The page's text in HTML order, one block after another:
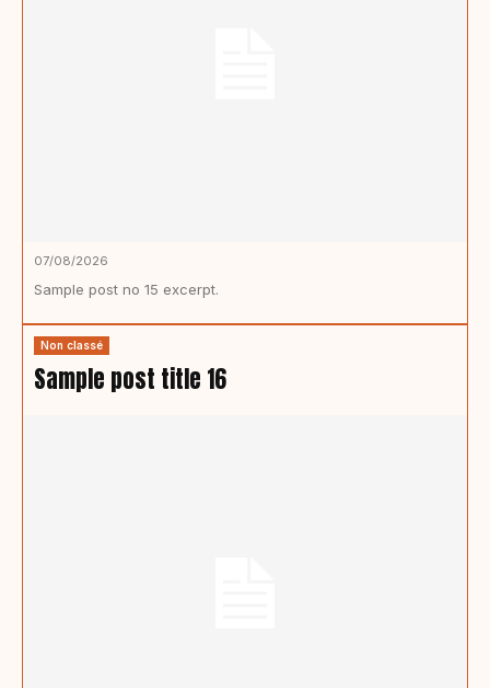
07/08/2026
Sample post no 15 excerpt.
Non classé
Sample post title 16